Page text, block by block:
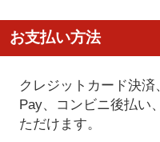
お支払い方法
クレジットカード決済
Pay、コンビニ後払い
ただけます。